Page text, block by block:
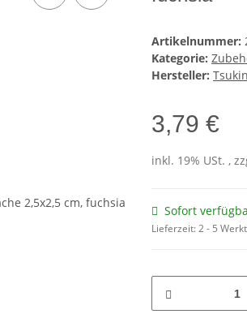
Artikelnummer:
Kategorie:
Hersteller:
3,79 €
inkl. 19% USt. ,
Sofort
Lieferzeit:2 - 5